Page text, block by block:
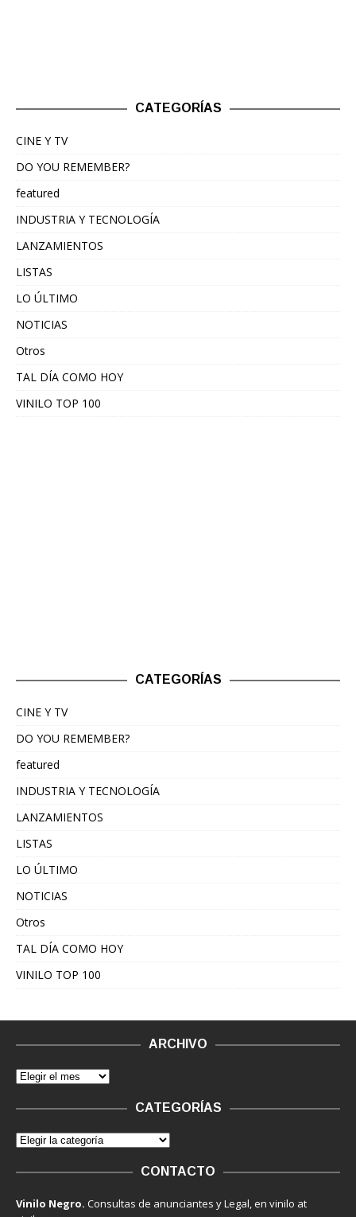
CATEGORÍAS
CINE Y TV
DO YOU REMEMBER?
featured
INDUSTRIA Y TECNOLOGÍA
LANZAMIENTOS
LISTAS
LO ÚLTIMO
NOTICIAS
Otros
TAL DÍA COMO HOY
VINILO TOP 100
CATEGORÍAS
CINE Y TV
DO YOU REMEMBER?
featured
INDUSTRIA Y TECNOLOGÍA
LANZAMIENTOS
LISTAS
LO ÚLTIMO
NOTICIAS
Otros
TAL DÍA COMO HOY
VINILO TOP 100
ARCHIVO
CATEGORÍAS
CONTACTO
Vinilo Negro. Consultas de anunciantes y Legal, en vinilo at